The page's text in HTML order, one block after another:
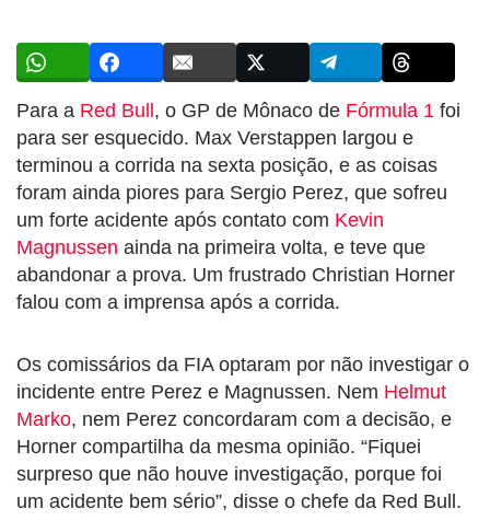
Para a Red Bull, o GP de Mônaco de Fórmula 1 foi
para ser esquecido. Max Verstappen largou e
terminou a corrida na sexta posição, e as coisas
foram ainda piores para Sergio Perez, que sofreu
um forte acidente após contato com Kevin
Magnussen ainda na primeira volta, e teve que
abandonar a prova. Um frustrado Christian Horner
falou com a imprensa após a corrida.
Os comissários da FIA optaram por não investigar o
incidente entre Perez e Magnussen. Nem Helmut
Marko, nem Perez concordaram com a decisão, e
Horner compartilha da mesma opinião. “Fiquei
surpreso que não houve investigação, porque foi
um acidente bem sério”, disse o chefe da Red Bull.